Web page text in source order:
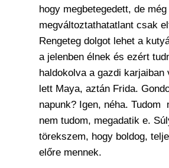
hogy megbetegedett, de
megváltoztathatatlant csak
Rengeteg dolgot lehet a
a jelenben élnek és ezért
haldokolva a gazdi
lett Maya, aztán Frida.
napunk? Igen, néha.
nem tudom, megadatik e.
törekszem, hogy boldog,
előre mennek.